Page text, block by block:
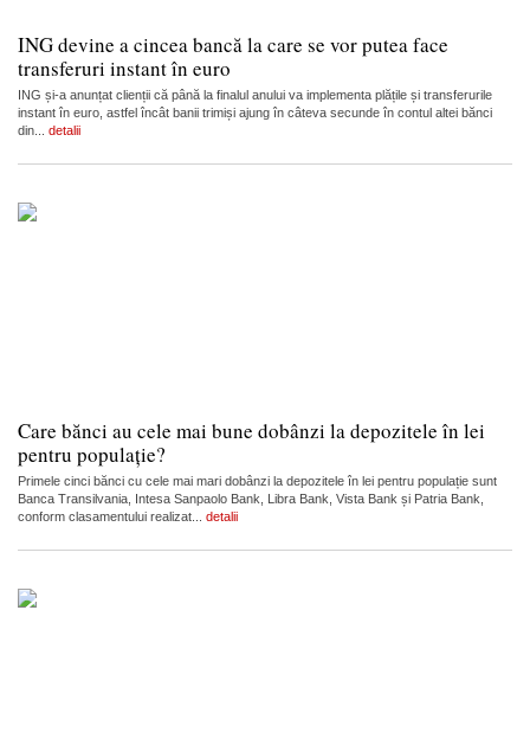
ING devine a cincea bancă la care se vor putea face
transferuri instant în euro
ING și-a anunțat clienții că până la finalul anului va implementa plățile și transferurile
instant în euro, astfel încât banii trimiși ajung în câteva secunde în contul altei bănci
din... detalii
Care bănci au cele mai bune dobânzi la depozitele în lei
pentru populație?
Primele cinci bănci cu cele mai mari dobânzi la depozitele în lei pentru populație sunt
Banca Transilvania, Intesa Sanpaolo Bank, Libra Bank, Vista Bank și Patria Bank,
conform clasamentului realizat... detalii